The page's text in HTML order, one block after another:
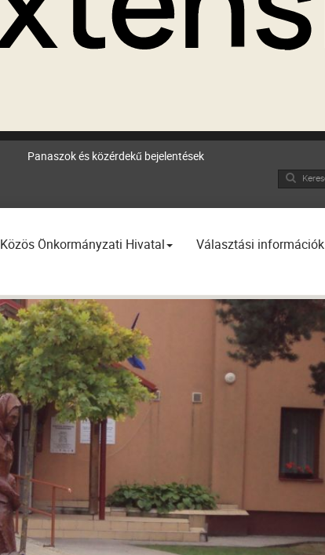
Panaszok és közérdekű bejelentések
Search
Közös Önkormányzati Hivatal Választási információk